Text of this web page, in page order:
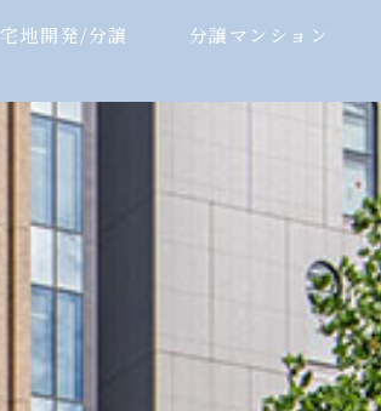
宅地開発/分譲 分譲マンション